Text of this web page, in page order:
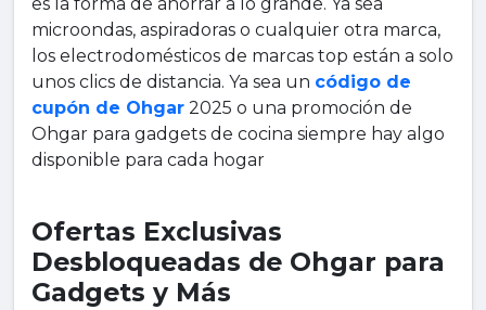
microondas, aspiradoras o cualquier otra marca,
los electrodomésticos de marcas top están a solo
unos clics de distancia. Ya sea un código de
cupón de Ohgar 2025 o una promoción de
Ohgar para gadgets de cocina siempre hay algo
disponible para cada hogar
Ofertas Exclusivas
Desbloqueadas de Ohgar para
Gadgets y Más